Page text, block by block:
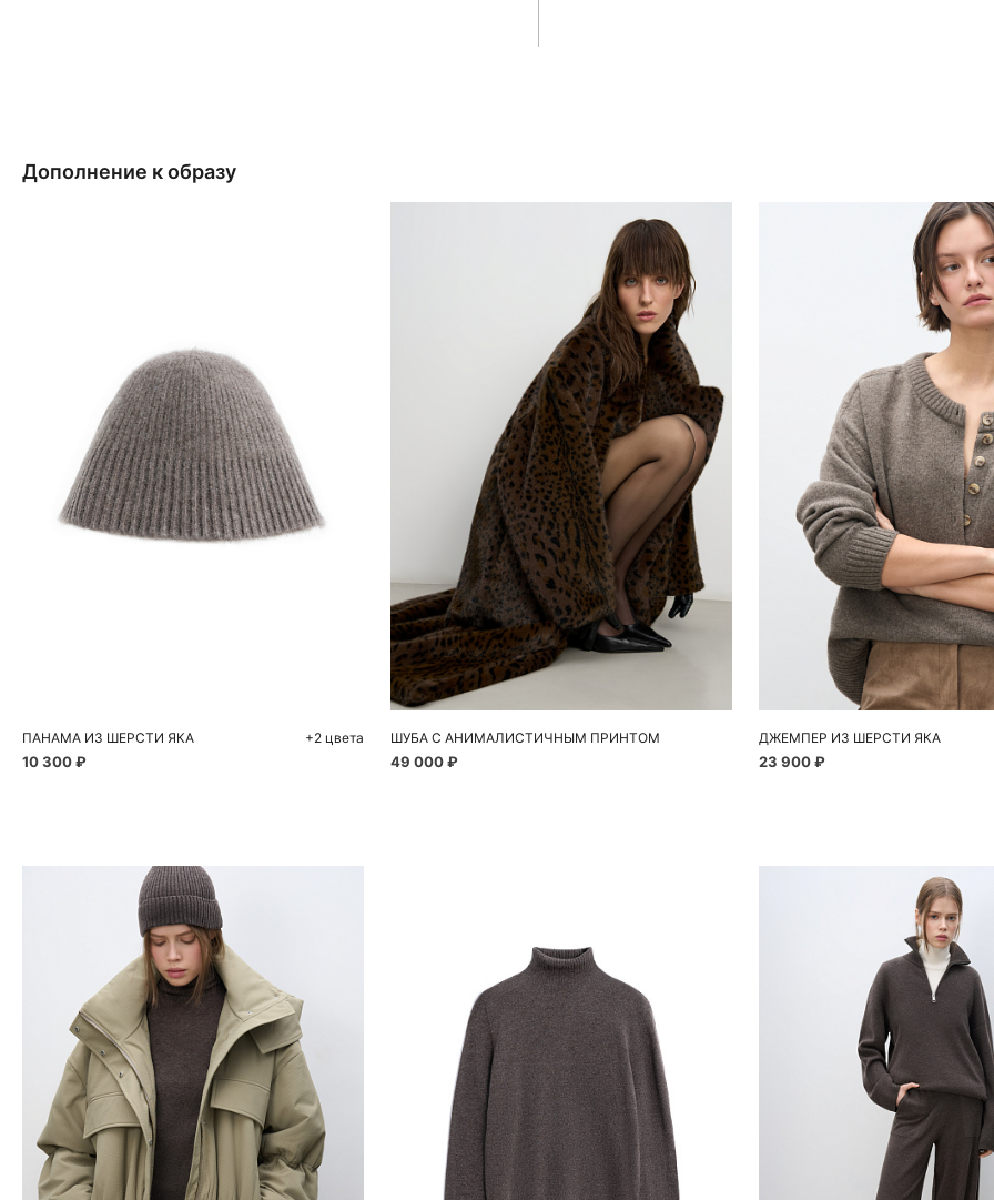
Дополнение к образу
ПАНАМА ИЗ ШЕРСТИ ЯКА
10 300 ₽
+2 цвета
Добавить в корзину
S M
ШУБА С АНИМАЛИСТИЧНЫМ ПРИНТОМ
49 000 ₽
Добавить в
S
ДЖЕМПЕР ИЗ ШЕРСТИ ЯКА
23 900 ₽